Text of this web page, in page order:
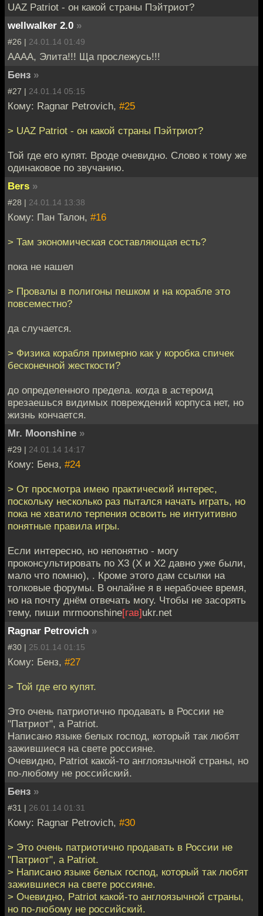
UAZ Patriot - он какой страны Пэйтриот?
wellwalker 2.0 »
#26 | 24.01.14 01:49
АААА, Элита!!! Ща прослежусь!!!
Бенз »
#27 | 24.01.14 05:15
Кому: Ragnar Petrovich, #25
> UAZ Patriot - он какой страны Пэйтриот?
Той где его купят. Вроде очевидно. Слово к тому же
одинаковое по звучанию.
Bers »
#28 | 24.01.14 13:38
Кому: Пан Талон, #16
> Там экономическая составляющая есть?
пока не нашел
> Провалы в полигоны пешком и на корабле это
повсеместно?
да случается.
> Физика корабля примерно как у коробка спичек
бесконечной жесткости?
до определенного предела. когда в астероид
врезаешься видимых повреждений корпуса нет, но
жизнь кончается.
Mr. Moonshine »
#29 | 24.01.14 14:17
Кому: Бенз, #24
> От просмотра имею практический интерес,
поскольку несколько раз пытался начать играть, но
пока не хватило терпения освоить не интуитивно
понятные правила игры.
Если интересно, но непонятно - могу
проконсультировать по Х3 (Х и Х2 давно уже были,
мало что помню), . Кроме этого дам ссылки на
толковые форумы. В онлайне я в нерабочее время,
но на почту днём отвечать могу. Чтобы не засорять
тему, пиши mrmoonshine[гав]ukr.net
Ragnar Petrovich »
#30 | 25.01.14 01:15
Кому: Бенз, #27
> Той где его купят.
Это очень патриотично продавать в России не
"Патриот", а Patriot.
Написано языке белых господ, который так любят
зажившиеся на свете россияне.
Очевидно, Patriot какой-то англоязычной страны, но
по-любому не российский.
Бенз »
#31 | 26.01.14 01:31
Кому: Ragnar Petrovich, #30
> Это очень патриотично продавать в России не
"Патриот", а Patriot.
> Написано языке белых господ, который так любят
зажившиеся на свете россияне.
> Очевидно, Patriot какой-то англоязычной страны,
но по-любому не российский.